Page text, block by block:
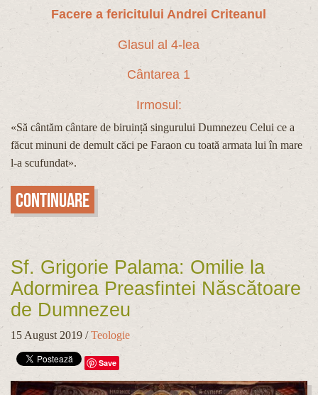
Facere a fericitului Andrei Criteanul
Glasul al 4-lea
Cântarea 1
Irmosul:
«Să cântăm cântare de biruință singurului Dumnezeu Celui ce a
făcut minuni de demult căci pe Faraon cu toată armata lui în mare
l-a scufundat».
Continuare
Sf. Grigorie Palama: Omilie la
Adormirea Preasfintei Născătoare
de Dumnezeu
15 August 2019 /Teologie
Save